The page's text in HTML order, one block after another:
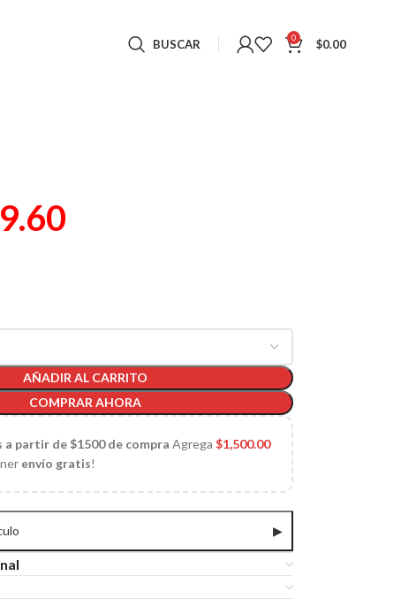
BUSCAR 0 $0.00
AÑADIR AL CARRITO
COMPRAR AHORA
a partir de $1500 de compra Agrega$1,500.00
envío gratis!
▶